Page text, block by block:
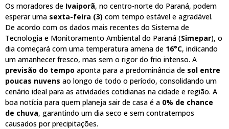
Os moradores de Ivaiporã, no centro-norte do Paraná, podem
esperar uma sexta-feira (3) com tempo estável e agradável.
De acordo com os dados mais recentes do Sistema de
Tecnologia e Monitoramento Ambiental do Paraná (Simepar), o
dia começará com uma temperatura amena de 16°C, indicando
um amanhecer fresco, mas sem o rigor do frio intenso. A
previsão do tempo aponta para a predominância de sol entre
poucas nuvens ao longo de todo o período, consolidando um
cenário ideal para as atividades cotidianas na cidade e região. A
boa notícia para quem planeja sair de casa é a 0% de chance
de chuva, garantindo um dia seco e sem contratempos
causados por precipitações.